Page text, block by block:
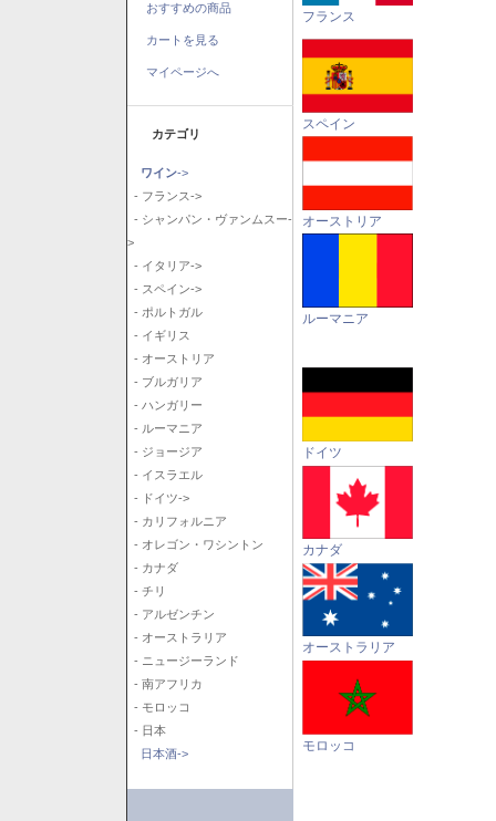
おすすめの商品
カートを見る
マイページへ
カテゴリ
ワイン->
- フランス->
- シャンパン・ヴァンムスー-
>
- イタリア->
- スペイン->
- ポルトガル
- イギリス
- オーストリア
- ブルガリア
- ハンガリー
- ルーマニア
- ジョージア
- イスラエル
- ドイツ->
- カリフォルニア
- オレゴン・ワシントン
- カナダ
- チリ
- アルゼンチン
- オーストラリア
- ニュージーランド
- 南アフリカ
- モロッコ
- 日本
日本酒->
フランス
スペイン
オーストリア
ルーマニア
ドイツ
カナダ
オーストラリア
モロッコ